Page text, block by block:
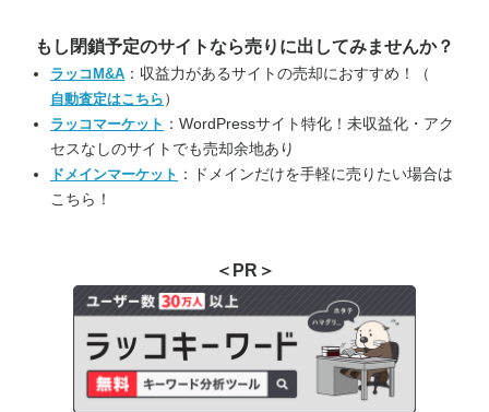
もし閉鎖予定のサイトなら売りに出してみませんか？
ラッコM&A ：収益力があるサイトの売却におすすめ！（
自動査定はこちら ）
ラッコマーケット ：WordPressサイト特化！未収益化・アク
セスなしのサイトでも売却余地あり
ドメインマーケット ：ドメインだけを手軽に売りたい場合は
こちら！
＜PR＞